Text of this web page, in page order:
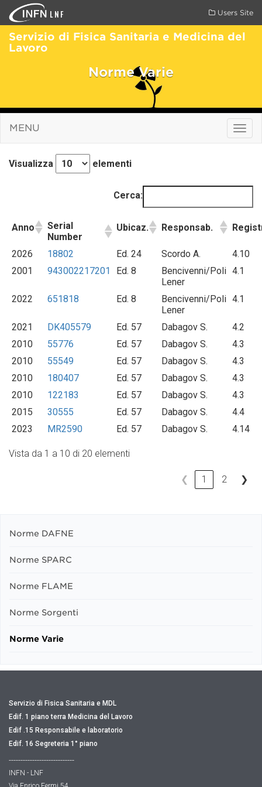
LNF Users Site
Servizio di Fisica Sanitaria e Medicina del
Lavoro
Norme Varie
MENU
Visualizza elementi
Cerca:
Anno
Serial
Number
Ubicaz. Responsab.
2026 18802 Ed. 24 Scordo A.
4.10
2001
943002217201 Ed. 8
Bencivenni/Poli
Lener
4.1
2022 651818 Ed. 8
Bencivenni/Poli
Lener
4.1
2021 DK405579 Ed. 57 Dabagov S.
4.2
2010
55776 Ed. 57 Dabagov S.
4.3
2010
55549 Ed. 57 Dabagov S.
4.3
2010
180407 Ed. 57 Dabagov S.
4.3
2010
122183 Ed. 57 Dabagov S.
4.3
2015
30555 Ed. 57 Dabagov S.
4.4
2023
MR2590 Ed. 57 Dabagov S. 4.14
Vista da 1 a 10 di 20 elementi
❮ 1 2 ❯
Norme DAFNE
Norme SPARC
Norme FLAME
Norme Sorgenti
Norme Varie
Servizio di Fisica Sanitaria e MDL
Edif. 1 piano terra Medicina del Lavoro
Edif .15 Responsabile e laboratorio
Edif. 16 Segreteria 1° piano
----------------------------
INFN - LNF